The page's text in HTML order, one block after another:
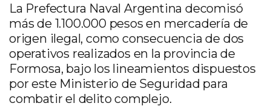
La Prefectura Naval Argentina decomisó
más de 1.100.000 pesos en mercadería de
origen ilegal, como consecuencia de dos
operativos realizados en la provincia de
Formosa, bajo los lineamientos dispuestos
por este Ministerio de Seguridad para
combatir el delito complejo.